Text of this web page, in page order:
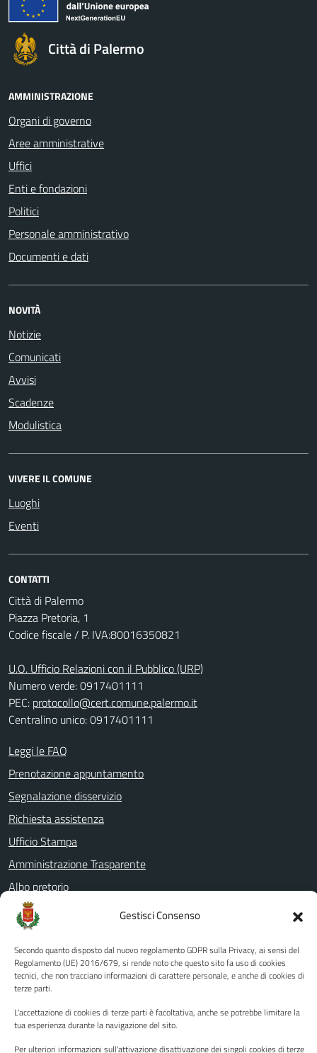
Gestisci Consenso
Secondo quanto disposto dal nuovo regolamento GDPR sulla Privacy, ai sensi del
Regolamento (UE) 2016/679, si rende noto che questo sito fa uso di cookies
tecnici, che non tracciano informazioni di carattere personale, e anche di cookies di
terze parti.
L'accettazione di cookies di terze parti è facoltativa, anche se potrebbe limitare la
tua esperienza durante la navigazione del sito.
Per ulteriori informazioni sull'attivazione disattivazione dei singoli cookies di terze
Città di Palermo
AMMINISTRAZIONE
Organi di governo
Aree amministrative
Uffici
Enti e fondazioni
Politici
Personale amministrativo
Documenti e dati
NOVITÀ
Notizie
Comunicati
Avvisi
Scadenze
Modulistica
VIVERE IL COMUNE
Luoghi
Eventi
CONTATTI
Città di Palermo
Piazza Pretoria, 1
Codice fiscale / P. IVA:80016350821
U.O. Ufficio Relazioni con il Pubblico (URP)
Numero verde: 0917401111
PEC: protocollo@cert.comune.palermo.it
Centralino unico: 0917401111
Leggi le FAQ
Prenotazione appuntamento
Segnalazione disservizio
Richiesta assistenza
Ufficio Stampa
Amministrazione Trasparente
Albo pretorio
Informativa privacy
Note legali
Dichiarazione di accessibilità
Piano di miglioramento del sito
SEGUICI SU